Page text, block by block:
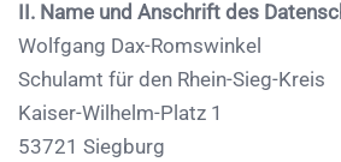
II. Name und Anschrift des
Wolfgang Dax-Romswinkel
Schulamt für den Rhein-Sieg-Kreis
Kaiser-Wilhelm-Platz 1
53721 Siegburg